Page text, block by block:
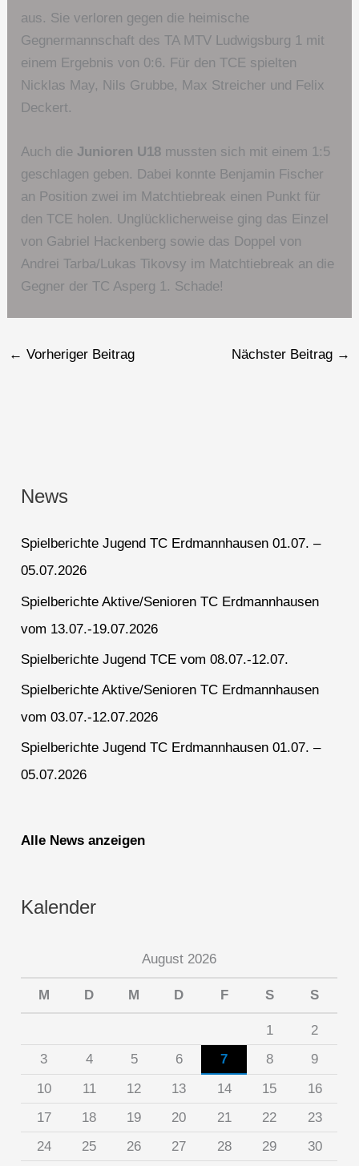
aus. Sie verloren gegen die heimische
Gegnermannschaft des TA MTV Ludwigsburg 1 mit
einem Ergebnis von 0:6. Für den TCE spielten
Nicklas May, Nils Grubbe, Max Streicher und Felix
Deckert.
Auch die Junioren U18 mussten sich mit einem 1:5
geschlagen geben. Dabei konnte Benjamin Fischer
an Position zwei im Matchtiebreak einen Punkt für
den TCE holen. Unglücklicherweise ging das Einzel
von Gabriel Hackenberg sowie das Doppel von
Andrei Tarba/Lukas Tikovsy im Matchtiebreak an die
Gegner der TC Asperg 1. Schade!
← Vorheriger Beitrag Nächster Beitrag →
News
Spielberichte Jugend TC Erdmannhausen 01.07. –
05.07.2026
Spielberichte Aktive/Senioren TC Erdmannhausen
vom 13.07.-19.07.2026
Spielberichte Jugend TCE vom 08.07.-12.07.
Spielberichte Aktive/Senioren TC Erdmannhausen
vom 03.07.-12.07.2026
Spielberichte Jugend TC Erdmannhausen 01.07. –
05.07.2026
Alle News anzeigen
Kalender
August 2026
M D M D F S S
1
2
3
4 5 6 7 8
9
10
11 12 13 14 15
16
17
18 19 20 21 22
23
24
25 26 27 28 29
30